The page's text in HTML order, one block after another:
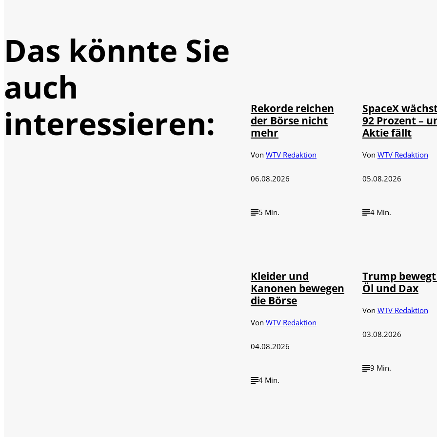
Das könnte Sie
auch
interessieren:
Rekorde reichen
der Börse nicht
mehr
Von WTV Redaktion
06.08.2026
5 Min.
SpaceX
92 Prozent –
Aktie fällt
Von WTV Redaktion
05.08.2026
4 Min.
Kleider und
Kanonen bewegen
die Börse
Von WTV Redaktion
04.08.2026
4 Min.
Trump bewegt
Öl und Dax
Von WTV Redaktion
03.08.2026
9 Min.